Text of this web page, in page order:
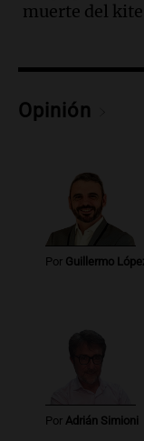
Episodios
Panorama
Episodios
Altas
teléfono
Panorama
Episodios
Audio.
Episodios
Audio.
venta de
mediante
Panorama
muerte del
Opinión
Por Guillermo
Por Adrián Simioni